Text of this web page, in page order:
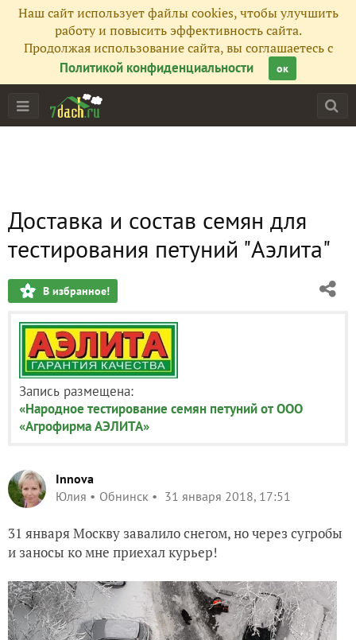
Наш сайт использует файлы cookies, чтобы улучшить
работу и повысить эффективность сайта.
Продолжая использование сайта, вы соглашаетесь с
Политикой конфиденциальности
ок
Доставка и состав семян для
тестирования петуний "Аэлита"
В избранное!
Запись размещена:
«Народное тестирование семян петуний от ООО
«Агрофирма АЭЛИТА»
Innova
Юлия
Обнинск 31 января 2018, 17:51
31 января Москву завалило снегом, но через сугробы
и заносы ко мне приехал курьер!